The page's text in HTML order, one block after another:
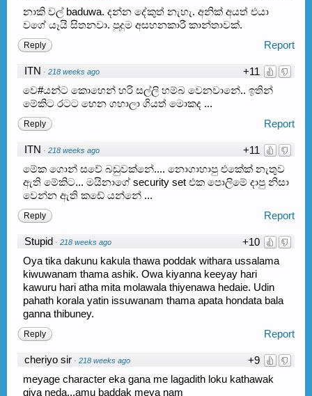
නාකි වල් baduwa. දන්න දේකුත් නැහැ. අනික් අයත් එයා
වගේ යෑයි සිතනවා. පුදුම අසහනකාරී කාන්තාවක්.
Report
Reply
+11
ITN · 218 weeks ago
වෙ#යන්ට කොහෙන් හරි සල්ලි හම්බ වෙනවානේ.. ඉතින්
මේකිට රටට හෙන ගහාලා ගියත් මොකද ...
Report
Reply
+11
ITN · 218 weeks ago
මේක ගොන් සවේ බඩුවක්නේ.... නොගාහාපු එකේක් නැතුව
ඇති මේකිට... මයිනාගේ security set එක පොලිමේ දාපු නිසා
වෙන්න ඇති කඩේ යන්නේ ...
Report
Reply
+10
Stupid · 218 weeks ago
Oya tika dakunu kakula thawa poddak withara ussalama
kiwuwanam thama ashik. Owa kiyanna keeyay hari
kawuru hari atha mita molawala thiyenawa hedaie. Udin
pahath korala yatin issuwanam thama apata hondata bala
ganna thibuney.
Report
Reply
+9
cheriyo sir · 218 weeks ago
meyage character eka gana me lagadith loku kathawak
giya neda...amu baddak meya nam